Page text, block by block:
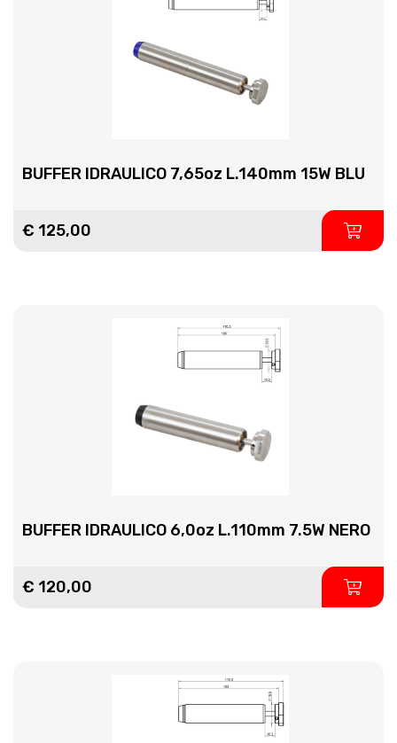
BUFFER IDRAULICO 7,65oz L.140mm 15W BLU
€ 125,00
BUFFER IDRAULICO 6,0oz L.110mm 7.5W NERO
€ 120,00